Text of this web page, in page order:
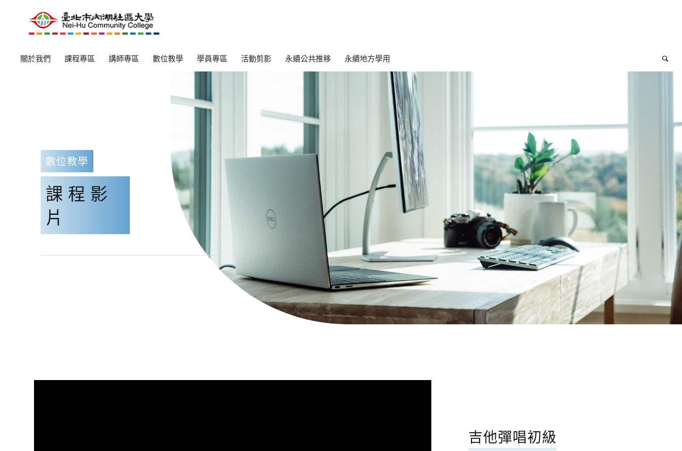
關於我們 課程專區 講師專區 數位教學 學員專區 活動剪影 永續公共推移 永續地方學用
數位教學
課程影
片
吉他彈唱初級